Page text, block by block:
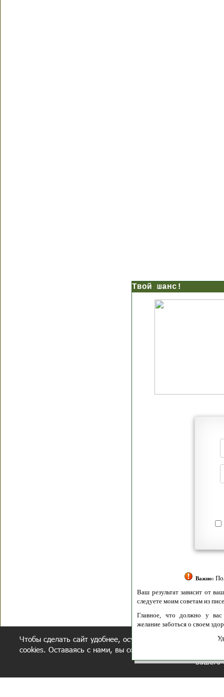
Твой шанс!
Я
Получение
Ваш результат зависит от вашей
следуете моим советам из писем и книг.
Главное, что должно у вас быть -
желание заботься о своем здоровье.
Удачи!
Чтобы сделать сайт удобнее, осуществляется обработка
cookies. Оставаясь с нами, вы соглашаетесь с нашей
вашего